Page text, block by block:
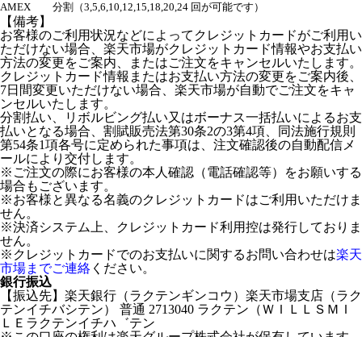
AMEX
分割（3,5,6,10,12,15,18,20,24 回が可能です）
【備考】
お客様のご利用状況などによってクレジットカードがご利用い
ただけない場合、楽天市場がクレジットカード情報やお支払い
方法の変更をご案内、またはご注文をキャンセルいたします。
クレジットカード情報またはお支払い方法の変更をご案内後、
7日間変更いただけない場合、楽天市場が自動でご注文をキャ
ンセルいたします。
分割払い、リボルビング払い又はボーナス一括払いによるお支
払いとなる場合、割賦販売法第30条2の3第4項、同法施行規則
第54条1項各号に定められた事項は、注文確認後の自動配信メ
ールにより交付します。
※ご注文の際にお客様の本人確認（電話確認等）をお願いする
場合もございます。
※お客様と異なる名義のクレジットカードはご利用いただけま
せん。
※決済システム上、クレジットカード利用控は発行しておりま
せん。
※クレジットカードでのお支払いに関するお問い合わせは楽天
市場までご連絡 ください。
銀行振込
【振込先】楽天銀行（ラクテンギンコウ）楽天市場支店（ラク
テンイチバシテン） 普通 2713040 ラクテン（ＷＩＬＬＳＭＩ
ＬＥラクテンイチハ゛テン